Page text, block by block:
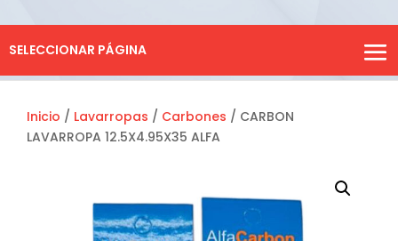
SELECCIONAR PÁGINA
Inicio / Lavarropas / Carbones / CARBON
LAVARROPA 12.5X4.95X35 ALFA